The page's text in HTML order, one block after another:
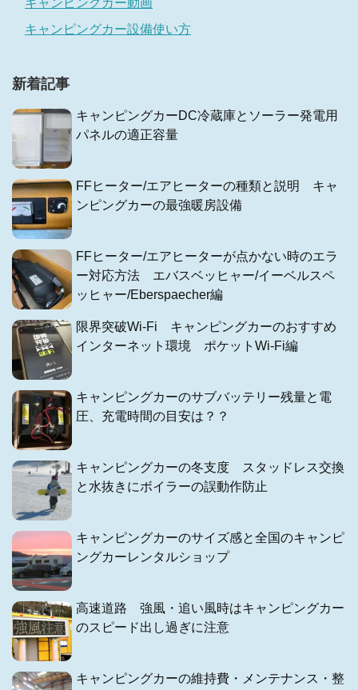
キャンピングカー動画
キャンピングカー設備使い方
新着記事
キャンピングカーDC冷蔵庫とソーラー発電用
パネルの適正容量
FFヒーター/エアヒーターの種類と説明 キャ
ンピングカーの最強暖房設備
FFヒーター/エアヒーターが点かない時のエラ
ー対応方法 エバスベッヒャー/イーベルスペ
ッヒャー/Eberspaecher編
限界突破Wi-Fi キャンピングカーのおすすめ
インターネット環境 ポケットWi-Fi編
キャンピングカーのサブバッテリー残量と電
圧、充電時間の目安は？？
キャンピングカーの冬支度 スタッドレス交換
と水抜きにボイラーの誤動作防止
キャンピングカーのサイズ感と全国のキャンピ
ングカーレンタルショップ
高速道路 強風・追い風時はキャンピングカー
のスピード出し過ぎに注意
キャンピングカーの維持費・メンテナンス・整